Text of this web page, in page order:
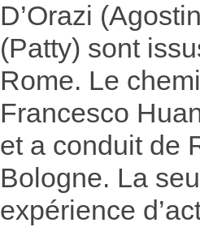
D’Orazi
(Patty) sont
Rome. Le
Francesco
et a conduit de
Bologne. La
expérience